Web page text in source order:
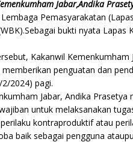
Jabar,Andika
Pemasyarakatan
bukti nyata
Kakanwil
memberikan penguatan dan
2/2024) pagi.
Jabar, Andika
untuk melaksanakan
kontraproduktif atau
baik sebagai pengguna